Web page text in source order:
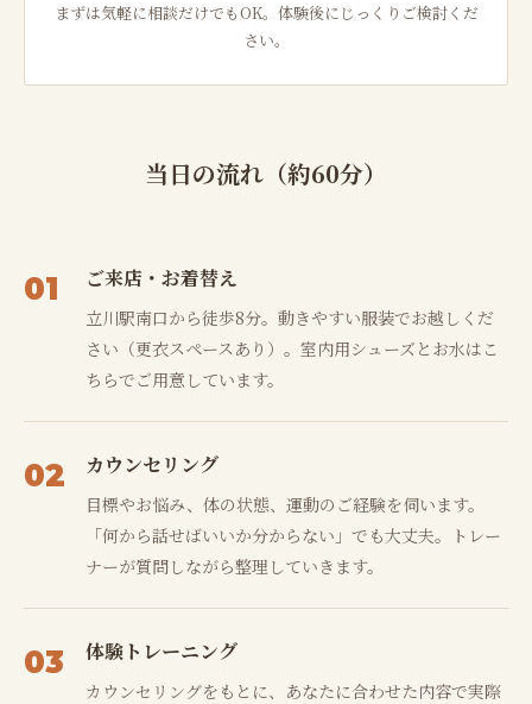
まずは気軽に相談だけでもOK。体験後にじっくりご検討くだ
さい。
当日の流れ（約60分）
01 ご来店・お着替え
立川駅南口から徒歩8分。動きやすい服装でお越しくだ
さい（更衣スペースあり）。室内用シューズとお水はこ
ちらでご用意しています。
02 カウンセリング
目標やお悩み、体の状態、運動のご経験を伺います。
「何から話せばいいか分からない」でも大丈夫。トレー
ナーが質問しながら整理していきます。
03 体験トレーニング
カウンセリングをもとに、あなたに合わせた内容で実際